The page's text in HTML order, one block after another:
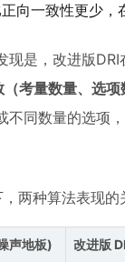
向一致性更少
现是，改进版
考量数量、选
同数量的选项
两种算法表现的
声地板) 改进版